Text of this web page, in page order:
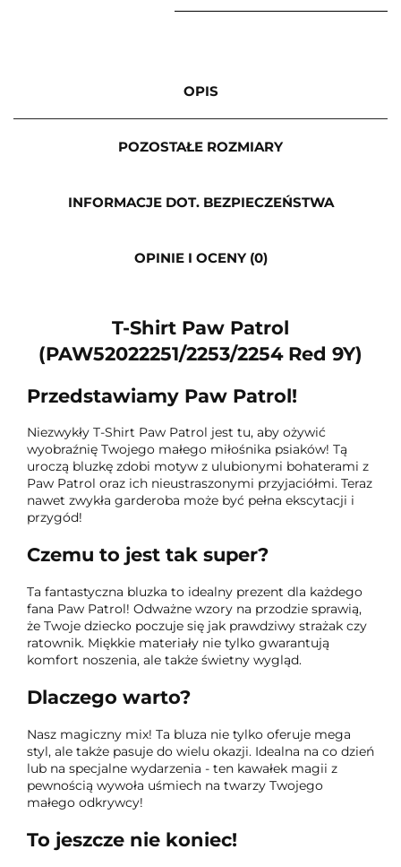
OPIS
POZOSTAŁE ROZMIARY
INFORMACJE DOT. BEZPIECZEŃSTWA
OPINIE I OCENY (0)
T-Shirt Paw Patrol
(PAW52022251/2253/2254 Red 9Y)
Przedstawiamy Paw Patrol!
Niezwykły T-Shirt Paw Patrol jest tu, aby ożywić
wyobraźnię Twojego małego miłośnika psiaków! Tą
uroczą bluzkę zdobi motyw z ulubionymi bohaterami z
Paw Patrol oraz ich nieustraszonymi przyjaciółmi. Teraz
nawet zwykła garderoba może być pełna ekscytacji i
przygód!
Czemu to jest tak super?
Ta fantastyczna bluzka to idealny prezent dla każdego
fana Paw Patrol! Odważne wzory na przodzie sprawią,
że Twoje dziecko poczuje się jak prawdziwy strażak czy
ratownik. Miękkie materiały nie tylko gwarantują
komfort noszenia, ale także świetny wygląd.
Dlaczego warto?
Nasz magiczny mix! Ta bluza nie tylko oferuje mega
styl, ale także pasuje do wielu okazji. Idealna na co dzień
lub na specjalne wydarzenia - ten kawałek magii z
pewnością wywoła uśmiech na twarzy Twojego
małego odkrywcy!
To jeszcze nie koniec!